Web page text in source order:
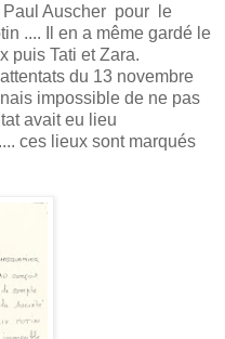
Paul Auscher pour le
.... Il en a même gardé le
puis Tati et Zara.
du 13 novembre
impossible de ne pas
avait eu lieu
ces lieux sont marqués